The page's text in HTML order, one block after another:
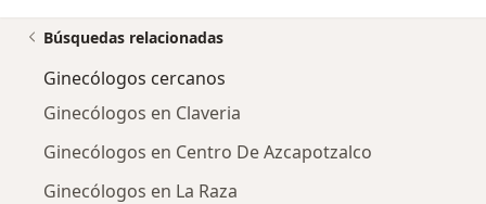
Búsquedas relacionadas
Ginecólogos cercanos
Ginecólogos en Claveria
Ginecólogos en Centro De Azcapotzalco
Ginecólogos en La Raza